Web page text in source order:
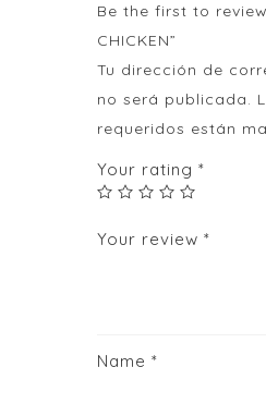
Be the first to review
CHICKEN”
Tu dirección de
no será publicada.
requeridos están
Your rating *
Your review *
Name *